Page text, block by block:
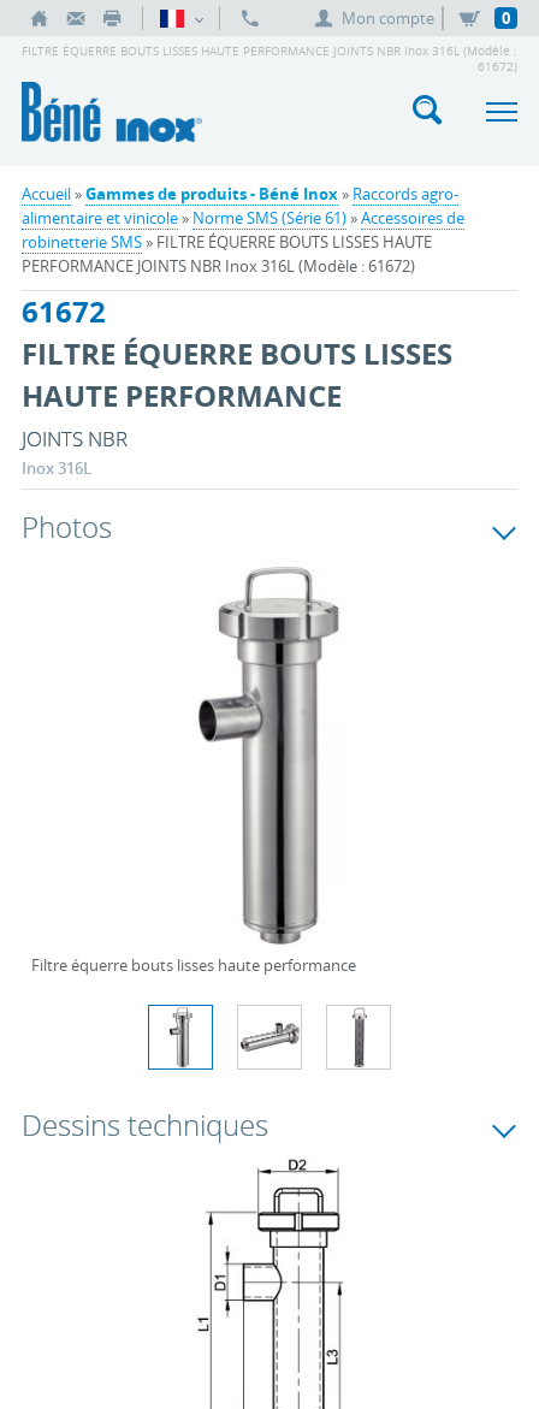
Mon compte 0
FILTRE ÉQUERRE BOUTS LISSES HAUTE PERFORMANCE JOINTS NBR Inox 316L (Modèle :
61672)
Accueil»Gammes de produits - Béné Inox» Raccords agro-
alimentaire et vinicole» Norme SMS (Série 61)»Accessoires de
robinetterie SMS» FILTRE ÉQUERRE BOUTS LISSES HAUTE
PERFORMANCE JOINTS NBR Inox 316L (Modèle : 61672)
61672
FILTRE ÉQUERRE BOUTS LISSES
HAUTE PERFORMANCE
JOINTS NBR
Inox 316L
Photos
Filtre équerre bouts lisses haute performance
Dessins techniques